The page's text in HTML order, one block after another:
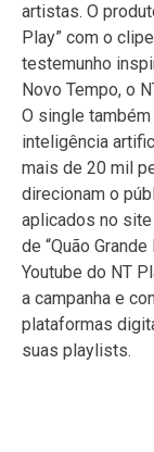
artistas. O
Play” com o
testemunho
Novo Tempo, o
O single
inteligência
mais de 20 mil
direcionam o
aplicados no site
de “Quão
Youtube do NT
a campanha e
plataformas
suas playlists.